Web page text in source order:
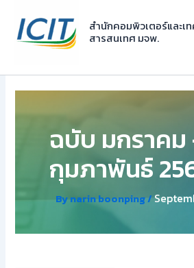
content
สำนักคอมพิวเตอร์และเ
สารสนเทศ มจพ.
ฉบับ มกราคม
กุมภาพันธ์
Bynarin boonping/